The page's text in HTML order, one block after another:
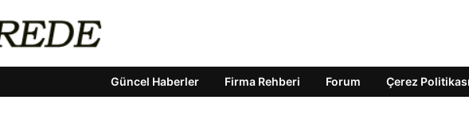
Güncel Haberler Firma Rehberi Forum Çerez Politikası